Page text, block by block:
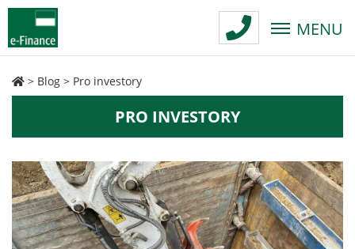
MENU
> Blog > Pro investory
PRO INVESTORY